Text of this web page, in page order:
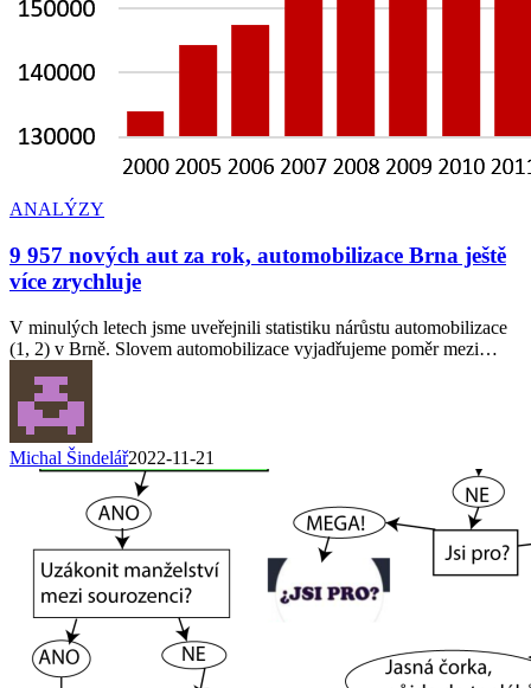
ANALÝZY
9 957 nových aut za rok, automobilizace Brna ještě
více zrychluje
V minulých letech jsme uveřejnili statistiku nárůstu automobilizace
(1, 2) v Brně. Slovem automobilizace vyjadřujeme poměr mezi…
Michal Šindelář2022-11-21